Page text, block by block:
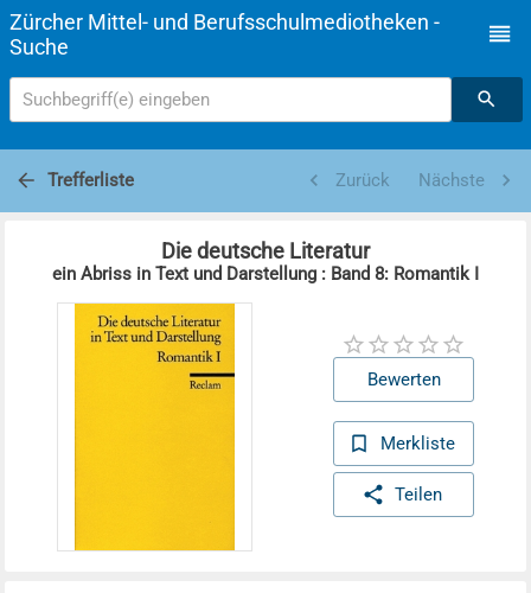
Zürcher Mittel- und Berufsschulmediotheken -
Suche
Suchbegriff(e) eingeben
Trefferliste Zurück Nächste
Die deutsche Literatur
ein Abriss in Text und Darstellung : Band 8: Romantik I
Bewerten
Merkliste
Teilen